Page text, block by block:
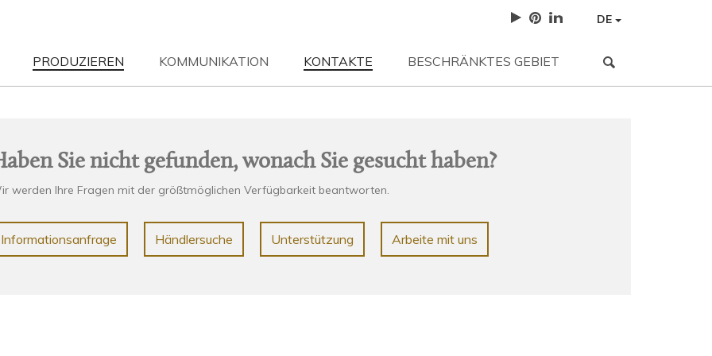
DE
PRODUZIEREN KOMMUNIKATION
| 12-05-2023 NEWS| 12-05-2023 NEWS | 12-05-2023
KONTAKTE BESCHRÄNKTES GEBIET